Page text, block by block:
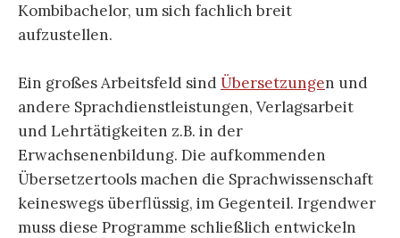
Kombibachelor, um sich fachlich breit
aufzustellen.
Ein großes Arbeitsfeld sindÜbersetzungen und
andere Sprachdienstleistungen, Verlagsarbeit
und Lehrtätigkeiten z.B. in der
Erwachsenenbildung. Die aufkommenden
Übersetzertools machen die Sprachwissenschaft
keineswegs überflüssig, im Gegenteil. Irgendwer
muss diese Programme schließlich entwickeln